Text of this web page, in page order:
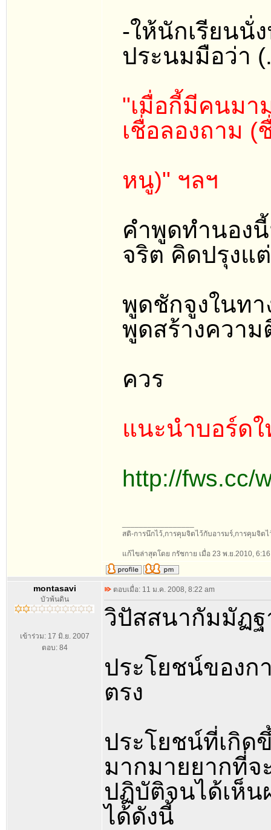
-ให้นักเรียนนั่
ประนมมือว่า
"เมื่อกี้มีคนมา
เชื่อลองถาม (
หนู)" ฯลฯ
คำพูดทำนอง
จริต คิดปรุงแ
พูดชักจูงในท
พูดสร้างควา
ควร
แนะนำบอร์ด
http://fws.cc/
สติ-การนึกไว้,การคุมจิตไว้กับอารมร์,การคุมจิ
แก้ไขล่าสุดโดย กรัชกาย เมื่อ 23 พ.ย.2010,
montasavi
บัวพ้นดิน
เข้าร่วม: 17 มิ.ย. 2007
ตอบ: 84
ตอบเมื่อ: 11 ม.ค. 2008, 8:22 am
วิปัสสนากัมมัฏ
ประโยชน์ของ
ตรง
ประโยชน์ที่เกิด
มากมายยากที่จ
ปฏิบัติจนได้เห็น
ได้ดังนี้